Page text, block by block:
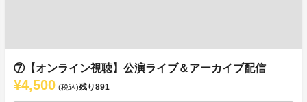
⑦【オンライン視聴】公演ライブ＆アーカイブ配信
¥4,500 (税込)残り891